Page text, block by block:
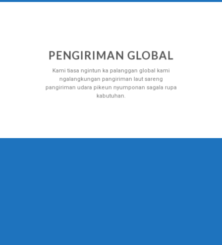
PENGIRIMAN GLOBAL
Kami tiasa ngintun ka palanggan global kami
ngalangkungan pangiriman laut sareng
pangiriman udara pikeun nyumponan sagala rupa
kabutuhan.